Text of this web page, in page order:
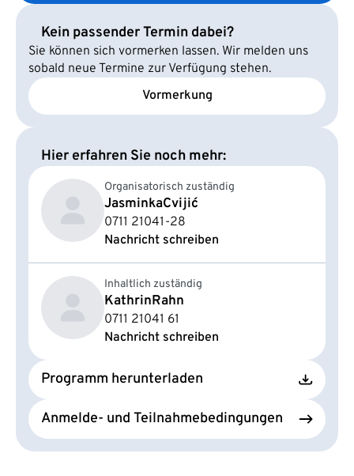
Kein passender Termin dabei?
Sie können sich vormerken lassen. Wir melden uns
sobald neue Termine zur Verfügung stehen.
Vormerkung
Hier erfahren Sie noch mehr:
Organisatorisch zuständig
JasminkaCvijić
0711 21041-28
Nachricht schreiben
Inhaltlich zuständig
KathrinRahn
0711 21041 61
Nachricht schreiben
Programm herunterladen
Anmelde- und Teilnahmebedingungen